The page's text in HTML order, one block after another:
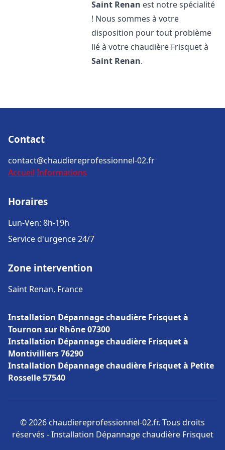
Saint Renan est notre spécialité
! Nous sommes à votre
disposition pour tout problème
lié à votre chaudière Frisquet à
Saint Renan.
Contact
contact@chaudiereprofessionnel-02.fr
Accueil Informations
Horaires
Lun-Ven: 8h-19h
Service d'urgence 24/7
Zone intervention
Saint Renan, France
Installation Dépannage chaudière Frisquet à
Tournon sur Rhône 07300
Installation Dépannage chaudière Frisquet à
Montivilliers 76290
Installation Dépannage chaudière Frisquet à Petite
Rosselle 57540
© 2026 chaudiereprofessionnel-02.fr. Tous droits
réservés - Installation Dépannage chaudière Frisquet